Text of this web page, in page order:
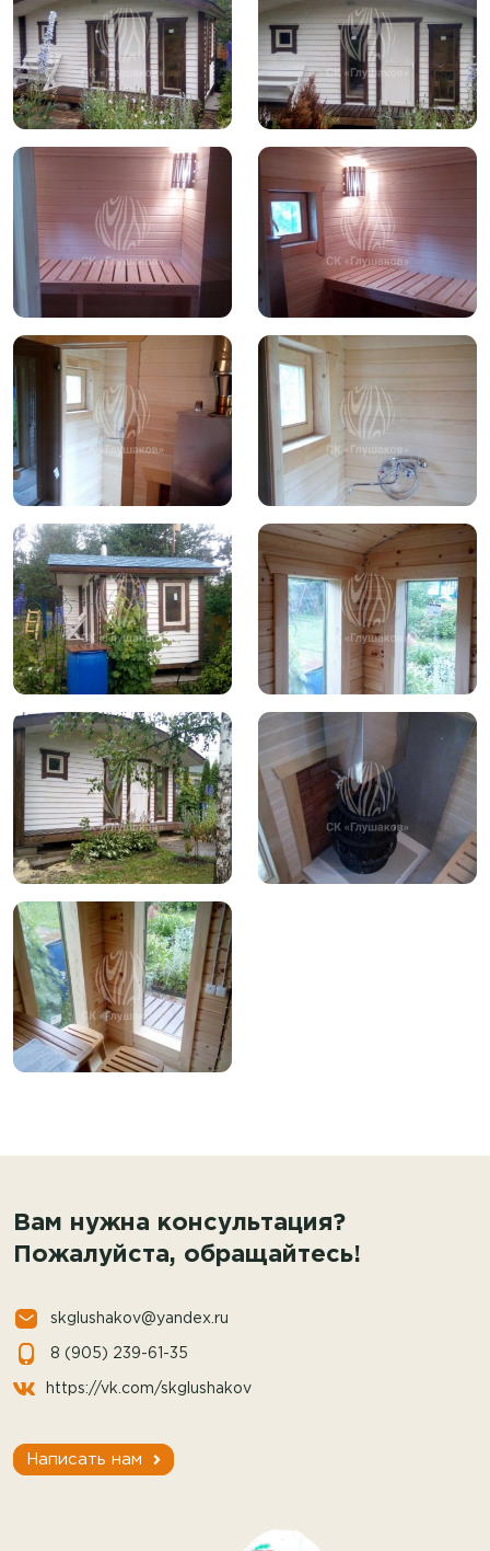
Вам нужна консультация?
Пожалуйста, обращайтесь!
skglushakov@yandex.ru
8 (905) 239-61-35
https://vk.com/skglushakov
Написать нам